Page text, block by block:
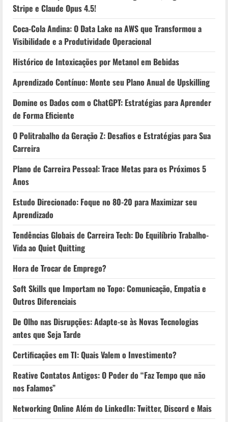
Stripe e Claude Opus 4.5!
Coca-Cola Andina: O Data Lake na AWS que Transformou a
Visibilidade e a Produtividade Operacional
Histórico de Intoxicações por Metanol em Bebidas
Aprendizado Contínuo: Monte seu Plano Anual de Upskilling
Domine os Dados com o ChatGPT: Estratégias para Aprender
de Forma Eficiente
O Politrabalho da Geração Z: Desafios e Estratégias para Sua
Carreira
Plano de Carreira Pessoal: Trace Metas para os Próximos 5
Anos
Estudo Direcionado: Foque no 80-20 para Maximizar seu
Aprendizado
Tendências Globais de Carreira Tech: Do Equilíbrio Trabalho-
Vida ao Quiet Quitting
Hora de Trocar de Emprego?
Soft Skills que Importam no Topo: Comunicação, Empatia e
Outros Diferenciais
De Olho nas Disrupções: Adapte-se às Novas Tecnologias
antes que Seja Tarde
Certificações em TI: Quais Valem o Investimento?
Reative Contatos Antigos: O Poder do “Faz Tempo que não
nos Falamos”
Networking Online Além do LinkedIn: Twitter, Discord e Mais